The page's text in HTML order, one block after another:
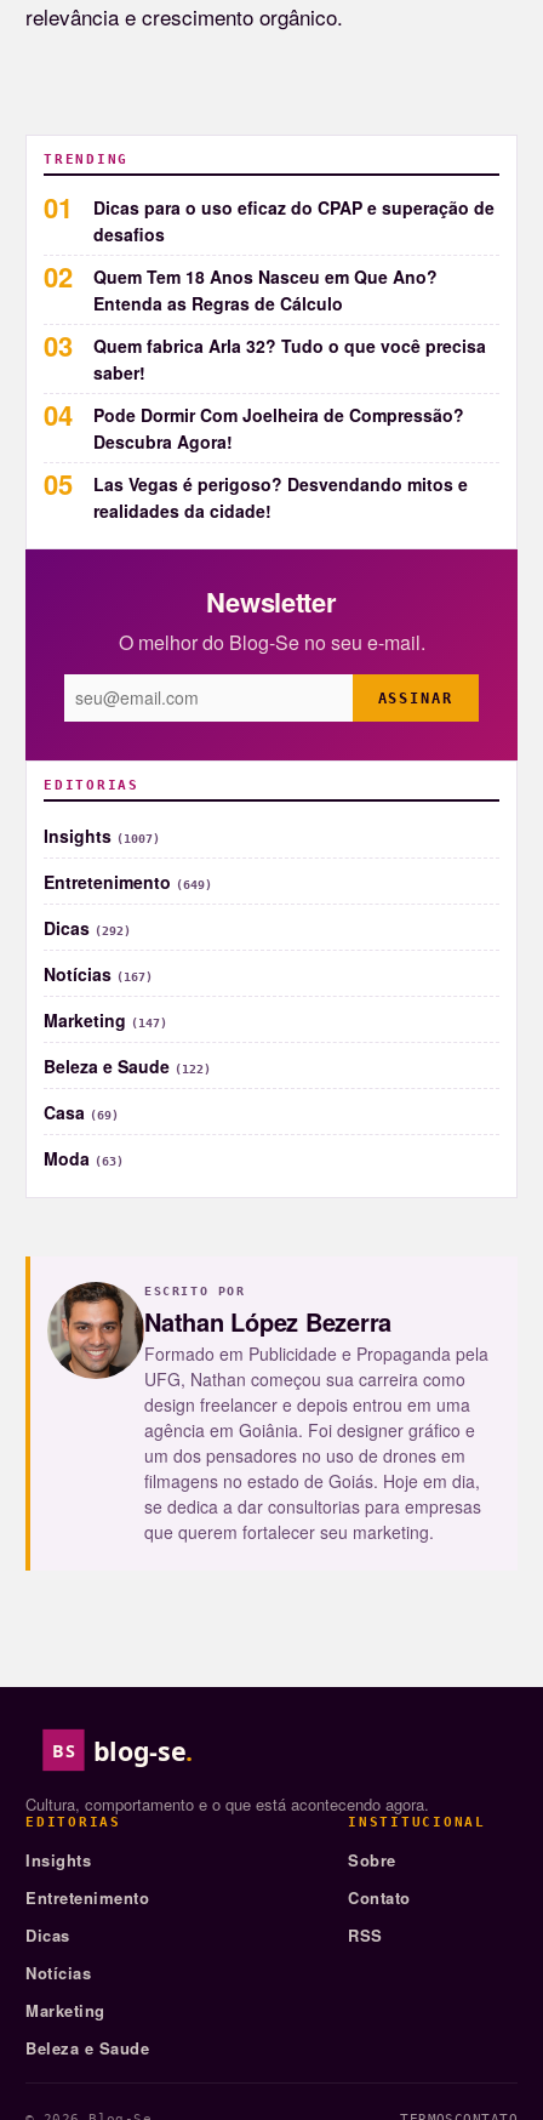
relevância e crescimento orgânico.
TRENDING
Dicas para o uso eficaz do CPAP e superação de
desafios
Quem Tem 18 Anos Nasceu em Que Ano?
Entenda as Regras de Cálculo
Quem fabrica Arla 32? Tudo o que você precisa
saber!
Pode Dormir Com Joelheira de Compressão?
Descubra Agora!
Las Vegas é perigoso? Desvendando mitos e
realidades da cidade!
Newsletter
O melhor do Blog-Se no seu e-mail.
ASSINAR
EDITORIAS
Insights (1007)
Entretenimento (649)
Dicas (292)
Notícias (167)
Marketing (147)
Beleza e Saude (122)
Casa (69)
Moda (63)
ESCRITO POR
Nathan López Bezerra
Formado em Publicidade e Propaganda pela
UFG, Nathan começou sua carreira como
design freelancer e depois entrou em uma
agência em Goiânia. Foi designer gráfico e
um dos pensadores no uso de drones em
filmagens no estado de Goiás. Hoje em dia,
se dedica a dar consultorias para empresas
que querem fortalecer seu marketing.
BS blog-se.
Cultura, comportamento e o que está acontecendo agora.
EDITORIAS
Insights
Entretenimento
Dicas
Notícias
Marketing
Beleza e Saude
INSTITUCIONAL
Sobre
Contato
RSS